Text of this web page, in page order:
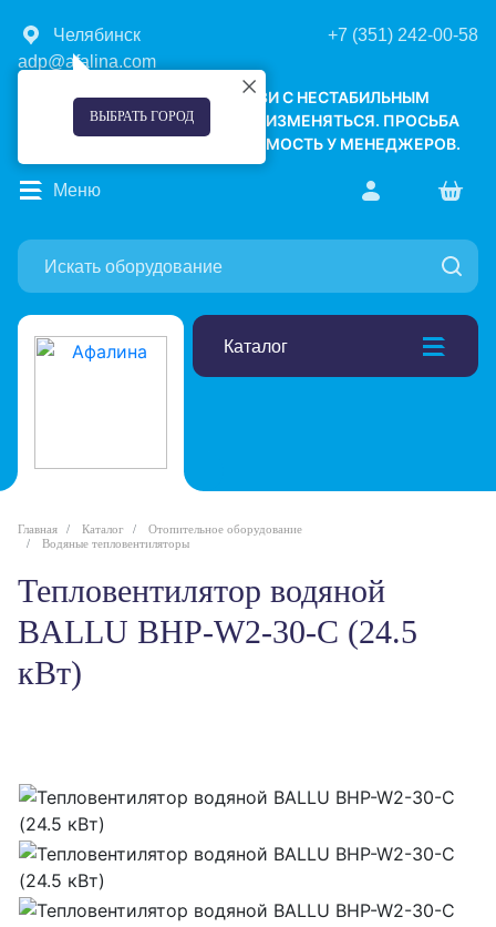
Челябинск
ВЫБРАТЬ ГОРОД
+7 (351) 242-00-58
adp@afalina.com
УВАЖАЕМЫЕ КЛИЕНТЫ! В СВЯЗИ С НЕСТАБИЛЬНЫМ
КУРСОМ ВАЛЮТ, ЦЕНЫ МОГУТ ИЗМЕНЯТЬСЯ. ПРОСЬБА
УТОЧНЯТЬ АКТУАЛЬНУЮ СТОИМОСТЬ У МЕНЕДЖЕРОВ.
Каталог
Меню
Главная Каталог
Отопительное оборудование
Водяные тепловентиляторы
Тепловентилятор водяной
BALLU BHP-W2-30-С (24.5
кВт)